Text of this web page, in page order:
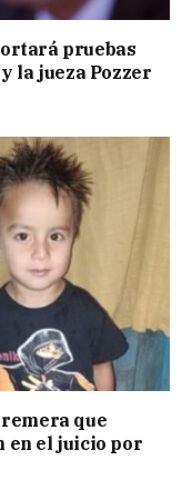
pruebas
la jueza Pozzer
que
en el juicio por